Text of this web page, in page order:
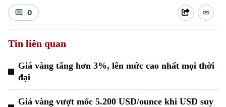
0
Tin liên quan
Giá vàng tăng hơn 3%, lên mức cao nhất mọi thời
đại
Giá vàng vượt mốc 5.200 USD/ounce khi USD suy